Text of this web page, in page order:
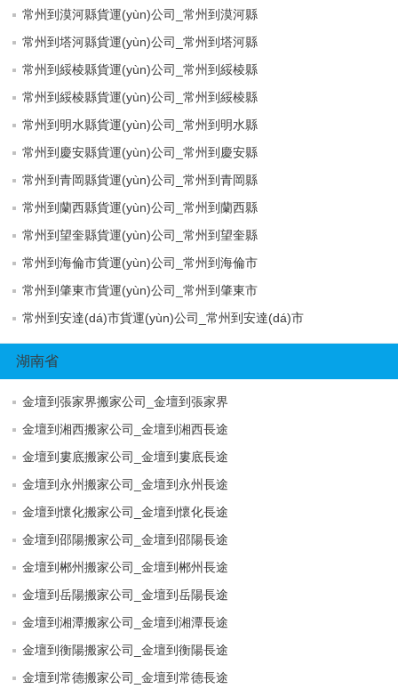
常州到漠河縣貨運(yùn)公司_常州到漠河縣
常州到塔河縣貨運(yùn)公司_常州到塔河縣
常州到綏棱縣貨運(yùn)公司_常州到綏棱縣
常州到綏棱縣貨運(yùn)公司_常州到綏棱縣
常州到明水縣貨運(yùn)公司_常州到明水縣
常州到慶安縣貨運(yùn)公司_常州到慶安縣
常州到青岡縣貨運(yùn)公司_常州到青岡縣
常州到蘭西縣貨運(yùn)公司_常州到蘭西縣
常州到望奎縣貨運(yùn)公司_常州到望奎縣
常州到海倫市貨運(yùn)公司_常州到海倫市
常州到肇東市貨運(yùn)公司_常州到肇東市
常州到安達(dá)市貨運(yùn)公司_常州到安達(dá)市
湖南省
金壇到張家界搬家公司_金壇到張家界
金壇到湘西搬家公司_金壇到湘西長途
金壇到婁底搬家公司_金壇到婁底長途
金壇到永州搬家公司_金壇到永州長途
金壇到懷化搬家公司_金壇到懷化長途
金壇到邵陽搬家公司_金壇到邵陽長途
金壇到郴州搬家公司_金壇到郴州長途
金壇到岳陽搬家公司_金壇到岳陽長途
金壇到湘潭搬家公司_金壇到湘潭長途
金壇到衡陽搬家公司_金壇到衡陽長途
金壇到常德搬家公司_金壇到常德長途